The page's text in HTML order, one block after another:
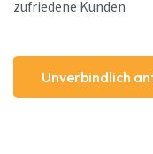
zufriedene Kunden
Unverbindlich